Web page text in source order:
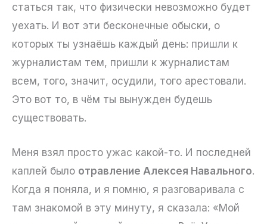
статься так, что физически невозможно будет
уехать. И вот эти бесконечные обыски, о
которых ты узнаёшь каждый день: пришли к
журналистам тем, пришли к журналистам
всем, того, значит, осудили, того арестовали.
Это вот то, в чём ты вынужден будешь
существовать.
Меня взял просто ужас какой-то. И последней
каплей было отравление Алексея Навального.
Когда я поняла, и я помню, я разговаривала с
там знакомой в эту минуту, я сказала: «Мой